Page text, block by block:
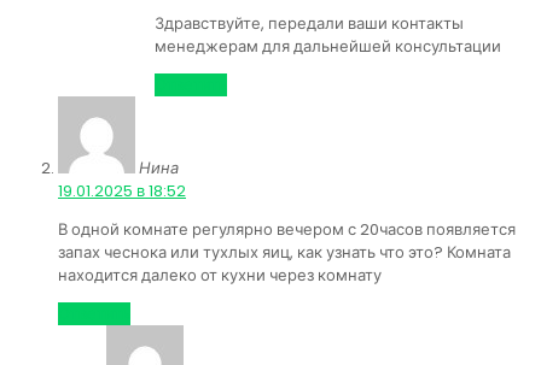
Здравствуйте, передали ваши контакты
менеджерам для дальнейшей консультации
Нина
19.01.2025 в 18:52
В одной комнате регулярно вечером с 20часов появляется
запах чеснока или тухлых яиц, как узнать что это? Комната
находится далеко от кухни через комнату